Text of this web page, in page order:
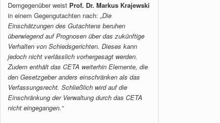
Demgegenüber weist Prof. Dr. Markus Krajewski
in einem Gegengutachten nach: „Die
Einschätzungen des Gutachtens beruhen
überwiegend auf Prognosen über das zukünftige
Verhalten von Schiedsgerichten. Dieses kann
jedoch nicht verlässlich vorhergesagt werden.
Zudem enthält das CETA weiterhin Elemente, die
den Gesetzgeber anders einschränken als das
Verfassungsrecht. Schließlich wird auf die
Einschränkung der Verwaltung durch das CETA
nicht eingegangen.“